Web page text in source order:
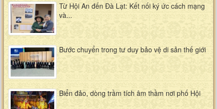
Từ Hội An đến Đà Lạt: Kết nối ký ức cách mạng
và...
Bước chuyển trong tư duy bảo vệ di sản thế giới
Biển đảo, dòng trầm tích âm thầm nơi phố Hội